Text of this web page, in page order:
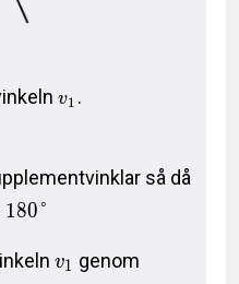
v1 .
så då
180°
v1 genom